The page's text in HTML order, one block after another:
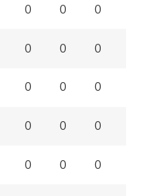
0 0 0
0 0 0
0 0 0
0 0 0
0 0 0